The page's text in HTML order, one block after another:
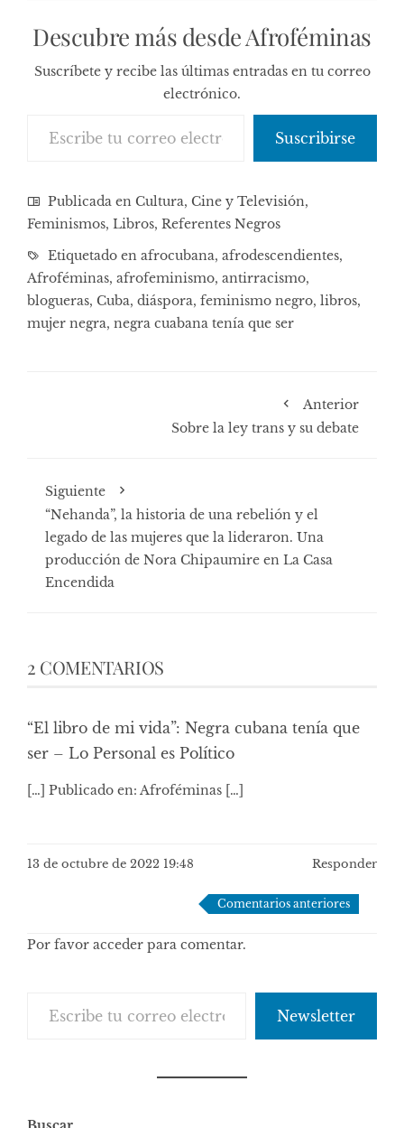
Descubre más desde Afroféminas
Suscríbete y recibe las últimas entradas en tu correo
electrónico.
Suscribirse
Publicada en Cultura, Cine y Televisión,
Feminismos, Libros, Referentes Negros
Etiquetado en afrocubana, afrodescendientes,
Afroféminas, afrofeminismo, antirracismo,
blogueras, Cuba, diáspora, feminismo negro, libros,
mujer negra, negra cuabana tenía que ser
Anterior
Sobre la ley trans y su debate
Siguiente
“Nehanda”, la historia de una rebelión y el
legado de las mujeres que la lideraron. Una
producción de Nora Chipaumire en La Casa
Encendida
2 COMENTARIOS
“El libro de mi vida”: Negra cubana tenía que
ser – Lo Personal es Político
[…] Publicado en: Afroféminas […]
13 de octubre de 2022 19:48 Responder
comentarios
Comentarios anteriores
Por favor acceder para comentar.
Newsletter